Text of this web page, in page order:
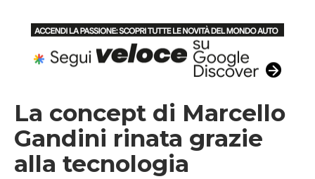
La concept di Marcello
Gandini rinata grazie
alla tecnologia